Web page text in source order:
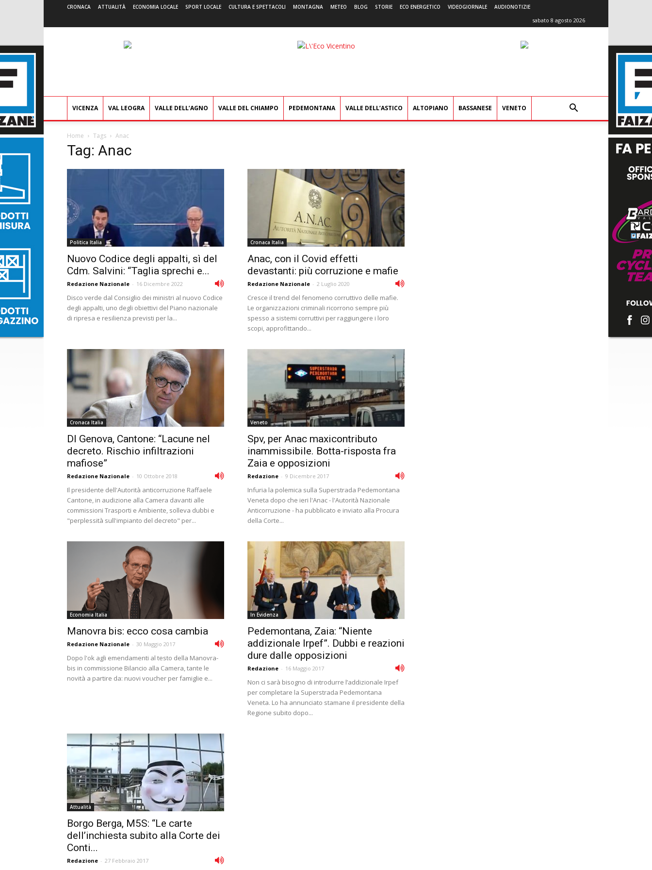
CRONACA ATTUALITÀ ECONOMIA LOCALE SPORT LOCALE CULTURA E SPETTACOLI MONTAGNA METEO BLOG STORIE ECO ENERGETICO VIDEOGIORNALE AUDIONOTIZIE
sabato 8 agosto 2026
L'Eco
VICENZA VAL LEOGRA VALLE DELL’AGNO VALLE DEL CHIAMPO PEDEMONTANA VALLE DELL’ASTICO ALTOPIANO BASSANESE VENETO
Home Tags Anac
Tag: Anac
Politica Italia
Nuovo Codice degli appalti, sì del
Cdm. Salvini: “Taglia sprechi e...
Redazione Nazionale - 16 Dicembre 2022
Disco verde dal Consiglio dei ministri al nuovo Codice
degli appalti, uno degli obiettivi del Piano nazionale
di ripresa e resilienza previsti per la...
Cronaca Italia
Anac, con il Covid effetti
devastanti: più corruzione e mafie
Redazione Nazionale - 2 Luglio 2020
Cresce il trend del fenomeno corruttivo delle mafie.
Le organizzazioni criminali ricorrono sempre più
spesso a sistemi corruttivi per raggiungere i loro
scopi, approfittando...
Cronaca Italia
Dl Genova, Cantone: “Lacune nel
decreto. Rischio infiltrazioni
mafiose”
Redazione Nazionale - 10 Ottobre 2018
Il presidente dell'Autorità anticorruzione Raffaele
Cantone, in audizione alla Camera davanti alle
commissioni Trasporti e Ambiente, solleva dubbi e
"perplessità sull'impianto del decreto" per...
Veneto
Spv, per Anac maxicontributo
inammissibile. Botta-risposta fra
Zaia e opposizioni
Redazione - 9 Dicembre 2017
Infuria la polemica sulla Superstrada Pedemontana
Veneta dopo che ieri l'Anac - l'Autorità Nazionale
Anticorruzione - ha pubblicato e inviato alla Procura
della Corte...
Economia Italia
Manovra bis: ecco cosa cambia
Redazione Nazionale - 30 Maggio 2017
Dopo l'ok agli emendamenti al testo della Manovra-
bis in commissione Bilancio alla Camera, tante le
novità a partire da: nuovi voucher per famiglie e...
In Evidenza
Pedemontana, Zaia: “Niente
addizionale Irpef”. Dubbi e reazioni
dure dalle opposizioni
Redazione - 16 Maggio 2017
Non ci sarà bisogno di introdurre l’addizionale Irpef
per completare la Superstrada Pedemontana
Veneta. Lo ha annunciato stamane il presidente della
Regione subito dopo...
Attualità
Borgo Berga, M5S: “Le carte
dell’inchiesta subito alla Corte dei
Conti...
Redazione - 27 Febbraio 2017